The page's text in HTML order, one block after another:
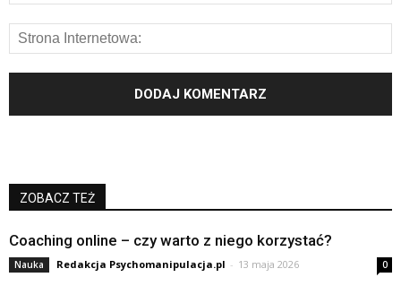
ZOBACZ TEŻ
Coaching online – czy warto z niego korzystać?
Nauka Redakcja Psychomanipulacja.pl - 13 maja 2026 0